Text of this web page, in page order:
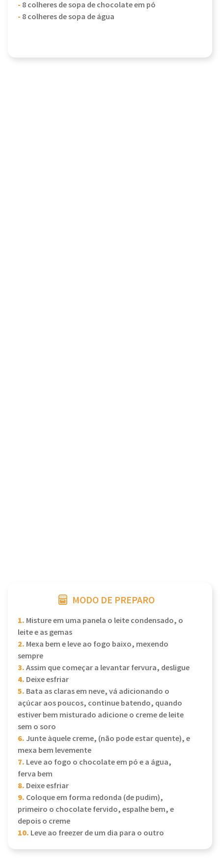
- 8 colheres de sopa de chocolate em pó
- 8 colheres de sopa de água
MODO DE PREPARO
1. Misture em uma panela o leite condensado, o
leite e as gemas
2. Mexa bem e leve ao fogo baixo, mexendo
sempre
3.Assim que começar a levantar fervura, desligue
4. Deixe esfriar
5. Bata as claras em neve, vá adicionando o
açúcar aos poucos, continue batendo, quando
estiver bem misturado adicione o creme de leite
sem o soro
6. Junte àquele creme, (não pode estar quente), e
mexa bem levemente
7. Leve ao fogo o chocolate em pó e a água,
ferva bem
8. Deixe esfriar
9. Coloque em forma redonda (de pudim),
primeiro o chocolate fervido, espalhe bem, e
depois o creme
10. Leve ao freezer de um dia para o outro